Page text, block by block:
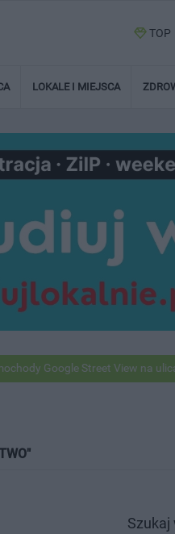
TOP
LOKALE I MIEJSCA
Google Street View na ulicach
Szukaj